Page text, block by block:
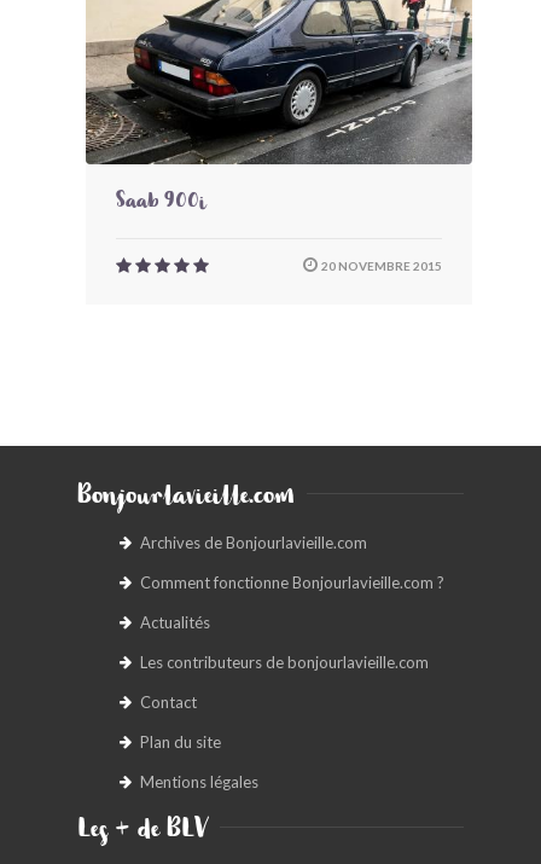
Saab 900i
20 NOVEMBRE 2015
Bonjourlavieille.com
Archives de Bonjourlavieille.com
Comment fonctionne Bonjourlavieille.com ?
Actualités
Les contributeurs de bonjourlavieille.com
Contact
Plan du site
Mentions légales
Les + de BLV